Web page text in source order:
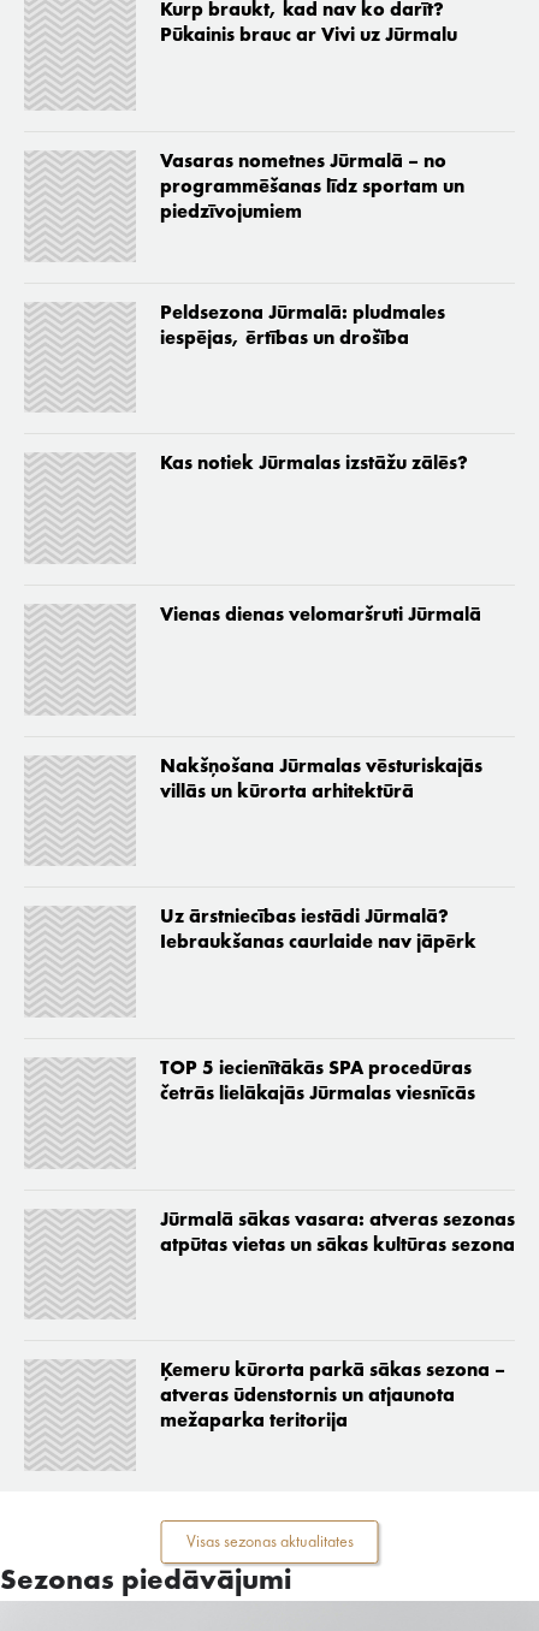
Kurp braukt, kad nav ko darīt?
Pūkainis brauc ar Vivi uz Jūrmalu
Vasaras nometnes Jūrmalā – no
programmēšanas līdz sportam un
piedzīvojumiem
Peldsezona Jūrmalā: pludmales
iespējas, ērtības un drošība
Kas notiek Jūrmalas izstāžu zālēs?
Vienas dienas velomaršruti Jūrmalā
Nakšņošana Jūrmalas vēsturiskajās
villās un kūrorta arhitektūrā
Uz ārstniecības iestādi Jūrmalā?
Iebraukšanas caurlaide nav jāpērk
TOP 5 iecienītākās SPA procedūras
četrās lielākajās Jūrmalas viesnīcās
Jūrmalā sākas vasara: atveras sezonas
atpūtas vietas un sākas kultūras sezona
Ķemeru kūrorta parkā sākas sezona –
atveras ūdenstornis un atjaunota
mežaparka teritorija
Visas sezonas aktualitates
Sezonas piedāvājumi